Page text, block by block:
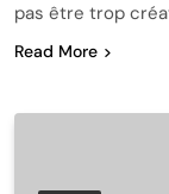
pas être trop
Read More